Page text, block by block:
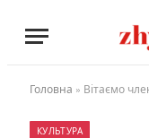
Головна » Вітаємо члена
КУЛЬТУРА